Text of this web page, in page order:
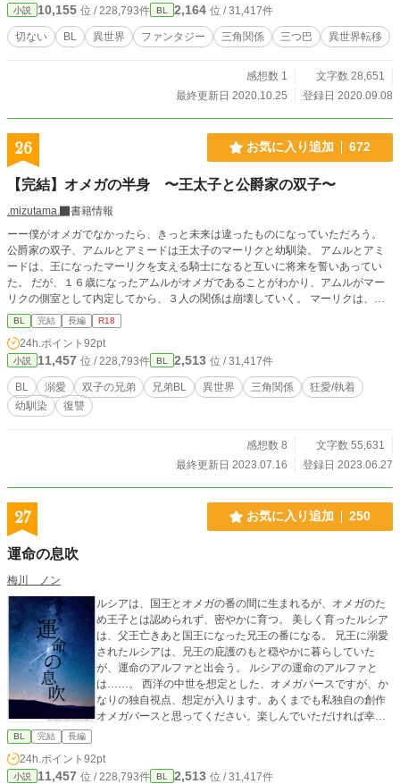
小説 10,155 位 / 228,793件 BL 2,164 位 / 31,417件
切ない BL 異世界 ファンタジー 三角関係 三つ巴 異世界転移
感想数 1
文字数 28,651
最終更新日 2020.10.25
登録日 2020.09.08
26 お気に入り追加 672
【完結】オメガの半身 〜王太子と公爵家の双子〜
.mizutama.
書籍情報
ーー僕がオメガでなかったら、きっと未来は違ったものになっていただろう。
公爵家の双子、アムルとアミードは王太子のマーリクと幼馴染。 アムルとアミ
ードは、王になったマーリクを支える騎士になると互いに将来を誓いあってい
た。 だが、１６歳になったアムルがオメガであることがわかり、アムルがマー
リクの側室として内定してから、３人の関係は崩壊していく。 マーリクは、ア
ムルをいないものとして扱いはじめ、その代わりにアミードと親密すぎる関係を
築いていた。 ３人が１８歳になり、アムルが王宮に入ることが間近になった春
の日、アムルは突然マーリクとの婚約を破棄すると一方的に宣言する。 だが、
そのことからアミードの恐ろしい計画が明るみになり、アミードは国外追放の処
分となってしまう。 ――そして、７年後。 王となったマーリク、その側室とな
ったアムルの前に、再びアミードがその姿をあらわす……。
・・・・・・・・・・・・・・・・・・・・・・・・ ※王太子（のちの王）に
愛・狂愛・執着・ドロドロ……ですが、最後はハッピーエンド！……のつもりで
R１８シーンに予告はありません。
BL 完結 長編 R18
24h.ポイント 92pt
小説 11,457 位 / 228,793件 BL 2,513 位 / 31,417件
BL 溺愛 双子の兄弟 兄弟BL 異世界 三角関係
狂愛/執着
幼馴染
復讐
感想数 8
文字数 55,631
最終更新日 2023.07.16
登録日 2023.06.27
27 お気に入り追加 250
運命の息吹
梅川 ノン
ルシアは、国王とオメガの番の間に生まれるが、オメガのた
め王子とは認められず、密やかに育つ。 美しく育ったルシア
は、父王亡きあと国王になった兄王の番になる。 兄王に溺愛
されたルシアは、兄王の庇護のもと穏やかに暮らしていた
が、運命のアルファと出会う。 ルシアの運命のアルファと
は……。 西洋の中世を想定とした、オメガバースですが、か
なりの独自視点、想定が入ります。あくまでも私独自の創作
オメガバースと思ってください。楽しんでいただければ幸い
BL 完結 長編
24h.ポイント 92pt
小説 11,457 位 / 228,793件 BL 2,513 位 / 31,417件